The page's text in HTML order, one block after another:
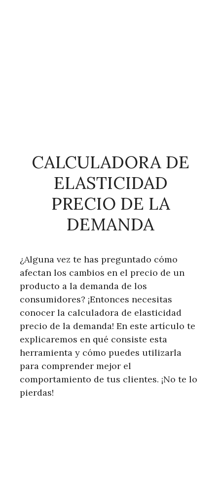
CALCULADORA DE
ELASTICIDAD
PRECIO DE LA
DEMANDA
¿Alguna vez te has preguntado cómo
afectan los cambios en el precio de un
producto a la demanda de los
consumidores? ¡Entonces necesitas
conocer la calculadora de elasticidad
precio de la demanda! En este artículo te
explicaremos en qué consiste esta
herramienta y cómo puedes utilizarla
para comprender mejor el
comportamiento de tus clientes. ¡No te lo
pierdas!